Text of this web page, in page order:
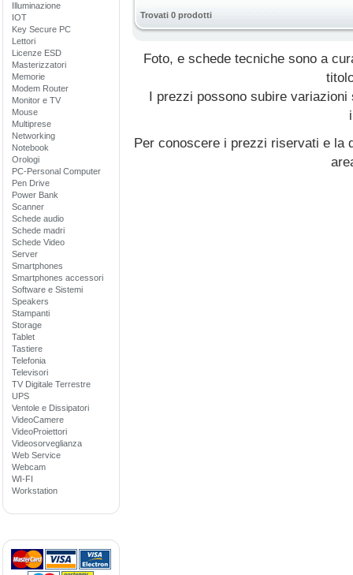
Illuminazione
IOT
Key Secure PC
Lettori
Licenze ESD
Masterizzatori
Memorie
Modem Router
Monitor e TV
Mouse
Multiprese
Networking
Notebook
Orologi
PC-Personal Computer
Pen Drive
Power Bank
Scanner
Schede audio
Schede madri
Schede Video
Server
Smartphones
Smartphones accessori
Software e Sistemi
Speakers
Stampanti
Storage
Tablet
Tastiere
Telefonia
Televisori
TV Digitale Terrestre
UPS
Ventole e Dissipatori
VideoCamere
VideoProiettori
Videosorveglianza
Web Service
Webcam
WI-FI
Workstation
Trovati 0 prodotti
Foto, e schede tecniche sono a
I prezzi possono subire
Per conoscere i prezzi riservati e la